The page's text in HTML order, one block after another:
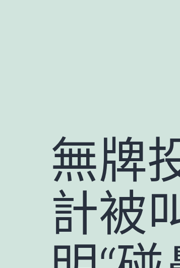
無牌
計被